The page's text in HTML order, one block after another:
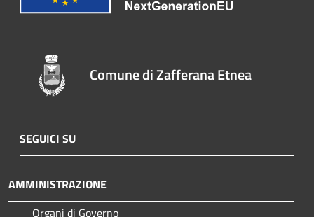
Comune di Zafferana Etnea
SEGUICI SU
AMMINISTRAZIONE
Organi di Governo